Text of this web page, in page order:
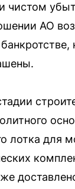
чистом
АО
лотка для